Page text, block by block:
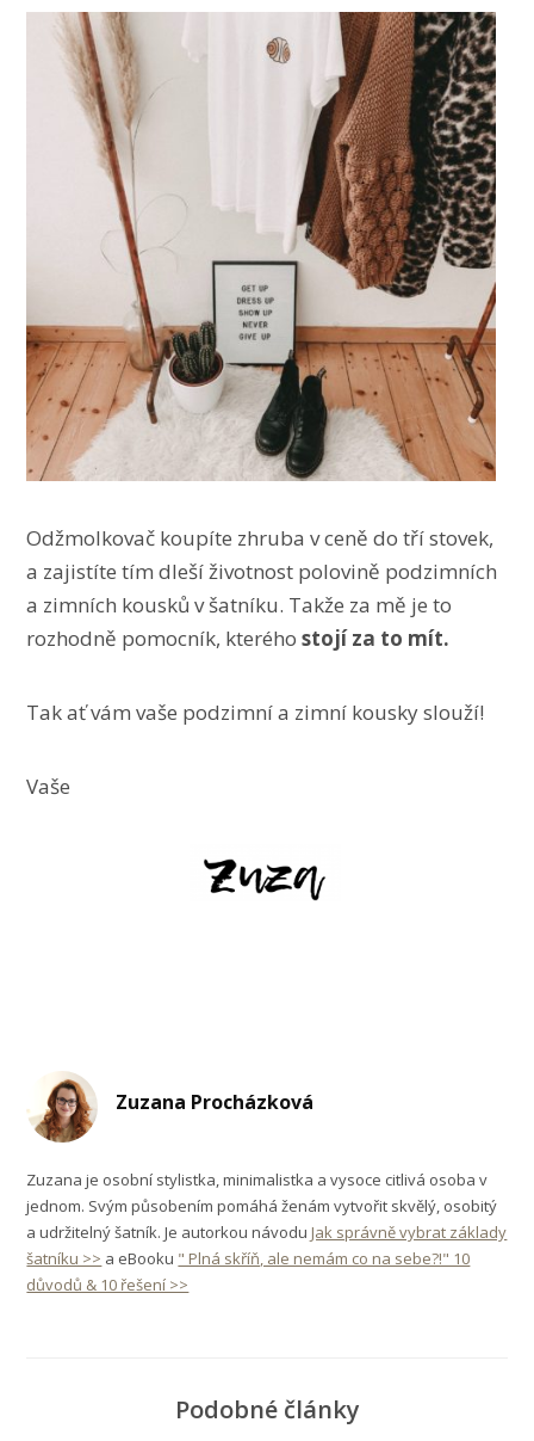
Odžmolkovač koupíte zhruba v ceně do tří stovek,
a zajistíte tím dleší životnost polovině podzimních
a zimních kousků v šatníku. Takže za mě je to
rozhodně pomocník, kteréhostojí za to mít.
Tak ať vám vaše podzimní a zimní kousky slouží!
Vaše
Zuzana Procházková
Zuzana je osobní stylistka, minimalistka a vysoce citlivá osoba v
jednom. Svým působením pomáhá ženám vytvořit skvělý, osobitý
a udržitelný šatník. Je autorkou návodu Jak správně vybrat základy
šatníku >> a eBooku " Plná skříň, ale nemám co na sebe?!" 10
důvodů & 10 řešení >>
Podobné články